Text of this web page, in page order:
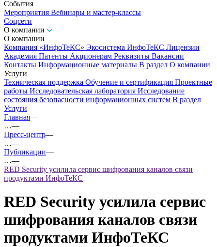
События
Мероприятия Вебинары и мастер-классы
Соцсети
О компании
О компании
Компания «ИнфоТеКС» Экосистема ИнфоТеКС Лицензии
Академия Патенты Акционерам Реквизиты Вакансии
Контакты Информационные материалы В раздел О компании
Услуги
Техническая поддержка Обучение и сертификация Проектные
работы Исследовательская лаборатория Исследование
состояния безопасности информационных систем В раздел
Услуги
Главная—
…—
Пресс-центр—
…—
Публикации—
…—
RED Security усилила сервис шифрования каналов связи
продуктами ИнфоТеКС
RED Security усилила сервис
шифрования каналов связи
продуктами ИнфоТеКС